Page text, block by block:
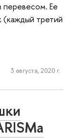
перевесом. Ее
(каждый третий
3 августа, 2020 г.